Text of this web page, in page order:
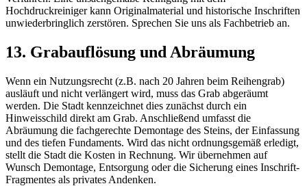
Hochdruckreiniger kann Originalmaterial und historische Inschriften
unwiederbringlich zerstören. Sprechen Sie uns als Fachbetrieb an.
13. Grabauflösung und Abräumung
Wenn ein Nutzungsrecht (z.B. nach 20 Jahren beim Reihengrab)
ausläuft und nicht verlängert wird, muss das Grab abgeräumt
werden. Die Stadt kennzeichnet dies zunächst durch ein
Hinweisschild direkt am Grab. Anschließend umfasst die
Abräumung die fachgerechte Demontage des Steins, der Einfassung
und des tiefen Fundaments. Wird das nicht ordnungsgemäß erledigt,
stellt die Stadt die Kosten in Rechnung. Wir übernehmen auf
Wunsch Demontage, Entsorgung oder die Sicherung eines Inschrift-
Fragmentes als privates Andenken.